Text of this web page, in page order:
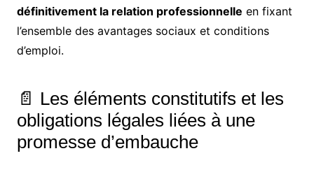
définitivement la relation professionnelle en fixant
l’ensemble des avantages sociaux et conditions
d’emploi.
📄 Les éléments constitutifs et les
obligations légales liées à une
promesse d’embauche